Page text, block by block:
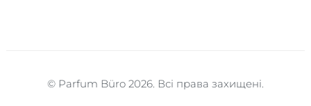
© Parfum Büro 2026. Всі права захищені.